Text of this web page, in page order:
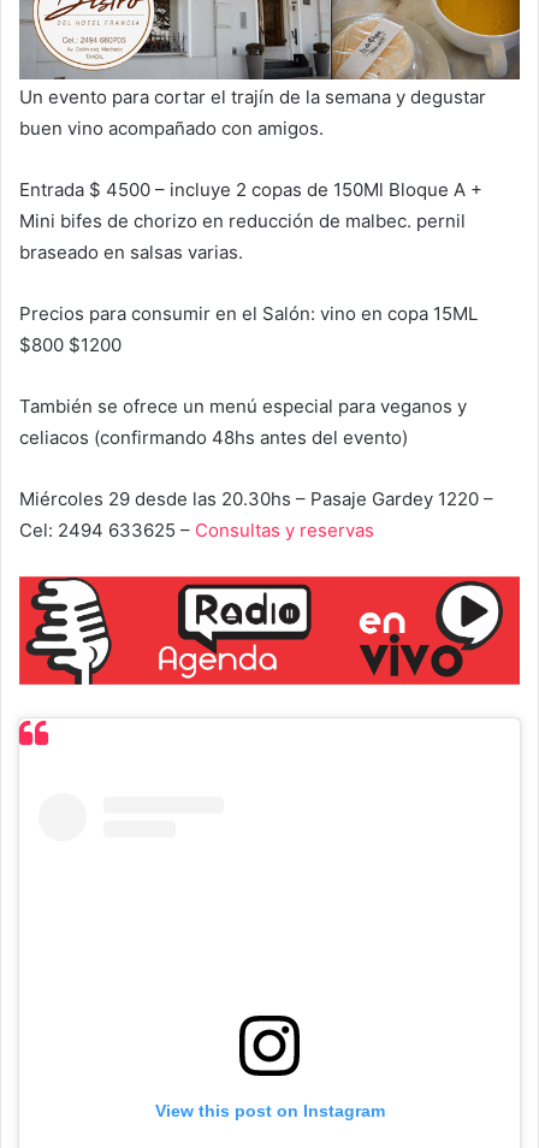
Un evento para cortar el trajín de la semana y degustar
buen vino acompañado con amigos.
Entrada $ 4500 – incluye 2 copas de 150Ml Bloque A +
Mini bifes de chorizo en reducción de malbec. pernil
braseado en salsas varias.
Precios para consumir en el Salón: vino en copa 15ML
$800 $1200
También se ofrece un menú especial para veganos y
celiacos (confirmando 48hs antes del evento)
Miércoles 29 desde las 20.30hs – Pasaje Gardey 1220 –
Cel: 2494 633625 – Consultas y reservas
View this post on Instagram